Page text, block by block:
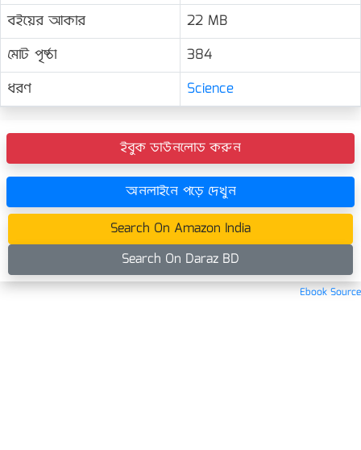
বইয়ের আকার
22 MB
মোট পৃষ্ঠা
384
ধরণ
Science
ইবুক ডাউনলোড করুন
অনলাইনে পড়ে দেখুন
Search On Amazon India
Search On Daraz BD
Ebook Source